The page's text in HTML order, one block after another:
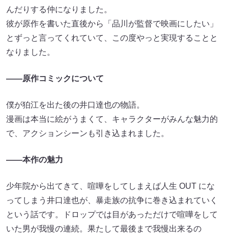
んだりする仲になりました。
彼が原作を書いた直後から「品川が監督で映画にしたい」
とずっと言ってくれていて、この度やっと実現することと
なりました。
――原作コミックについて
僕が狛江を出た後の井口達也の物語。
漫画は本当に絵がうまくて、キャラクターがみんな魅力的
で、アクションシーンも引き込まれました。
――本作の魅力
少年院から出てきて、喧嘩をしてしまえば人生 OUT にな
ってしまう井口達也が、暴走族の抗争に巻き込まれていく
という話です。ドロップでは目があっただけで喧嘩をして
いた男が我慢の連続。果たして最後まで我慢出来るの